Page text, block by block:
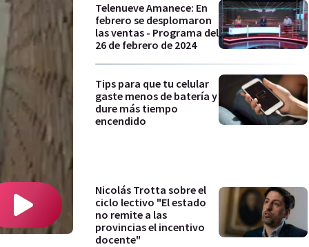
Telenueve Amanece: En
febrero se desplomaron
las ventas - Programa del
26 de febrero de 2024
Tips para que tu celular
gaste menos de batería y
dure más tiempo
encendido
Nicolás Trotta sobre el
ciclo lectivo "El estado
no remite a las
provincias el incentivo
docente"